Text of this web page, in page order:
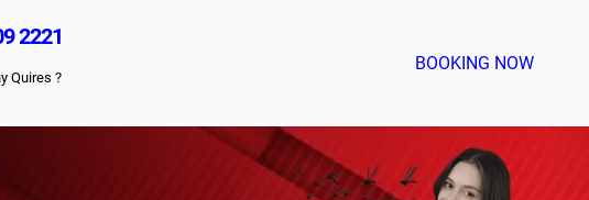
2221
Quires ?
BOOKING NOW